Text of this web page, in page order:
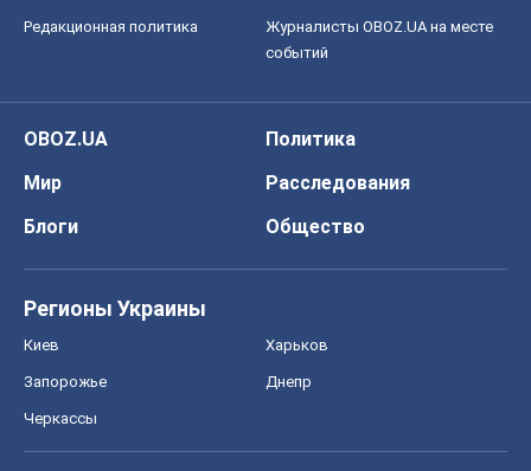
Редакционная политика
Журналисты OBOZ.UA на месте
событий
OBOZ.UA
Политика
Мир
Расследования
Блоги
Общество
Регионы Украины
Киев Харьков
Запорожье Днепр
Черкассы